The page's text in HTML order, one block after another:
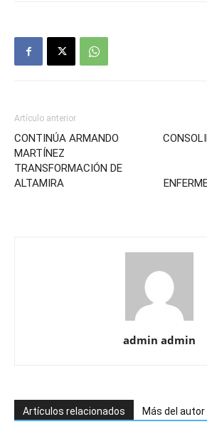
Artículo anterior
CONTINÚA ARMANDO
MARTÍNEZ
TRANSFORMACIÓN DE
ALTAMIRA
admin admin
Artículos relacionados Más del autor